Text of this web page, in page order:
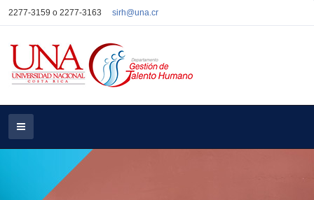
2277-3159 o 2277-3163 sirh@una.cr